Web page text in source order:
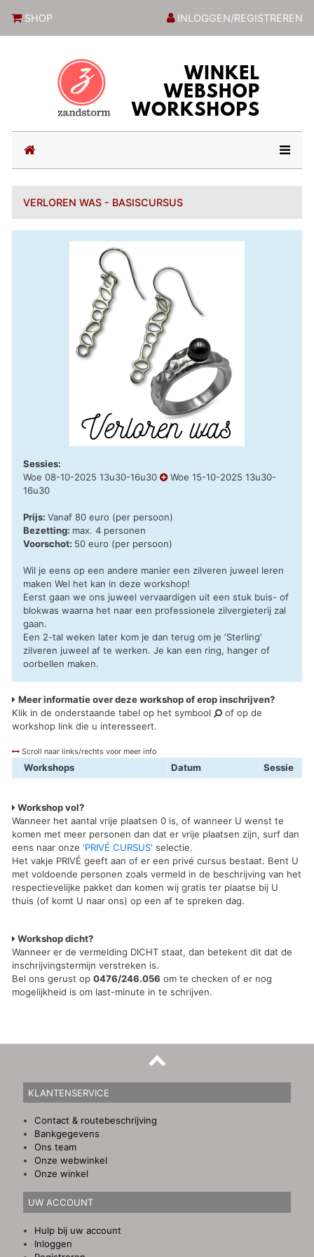
SHOP INLOGGEN/REGISTREREN
(current)
VERLOREN WAS - BASISCURSUS
Sessies:
Woe 08-10-2025 13u30-16u30
Woe 15-10-2025 13u30-
16u30
Prijs:Vanaf 80 euro (per persoon)
Bezetting: max. 4 personen
Voorschot: 50 euro (per persoon)
Wil je eens op een andere manier een zilveren juweel leren
maken Wel het kan in deze workshop!
Eerst gaan we ons juweel vervaardigen uit een stuk buis- of
blokwas waarna het naar een professionele zilvergieterij zal
gaan.
Een 2-tal weken later kom je dan terug om je ‘Sterling’
zilveren juweel af te werken. Je kan een ring, hanger of
oorbellen maken.
Meer informatie over deze workshop of erop inschrijven?
Klik in de onderstaande tabel op het symbool
of op de
workshop link die u interesseert.
Scroll naar links/rechts voor meer info
Workshops Datum Sessie
Workshop vol?
Wanneer het aantal vrije plaatsen 0 is, of wanneer U wenst te
komen met meer personen dan dat er vrije plaatsen zijn, surf dan
eens naar onze 'PRIVÉ CURSUS' selectie.
Het vakje PRIVÉ geeft aan of er een privé cursus bestaat. Bent U
met voldoende personen zoals vermeld in de beschrijving van het
respectievelijke pakket dan komen wij gratis ter plaatse bij U
thuis (of komt U naar ons) op een af te spreken dag.
Workshop dicht?
Wanneer er de vermelding DICHT staat, dan betekent dit dat de
inschrijvingstermijn verstreken is.
Bel ons gerust op0476/246.056 om te checken of er nog
mogelijkheid is om last-minute in te schrijven.
KLANTENSERVICE
Contact & routebeschrijving
Bankgegevens
Ons team
Onze webwinkel
Onze winkel
UW ACCOUNT
Hulp bij uw account
Inloggen